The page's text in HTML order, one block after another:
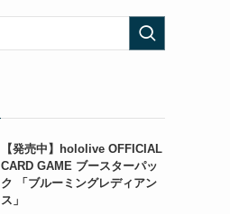
【発売中】hololive OFFICIAL
CARD GAME ブースターパッ
ク 「ブルーミングレディアン
ス」